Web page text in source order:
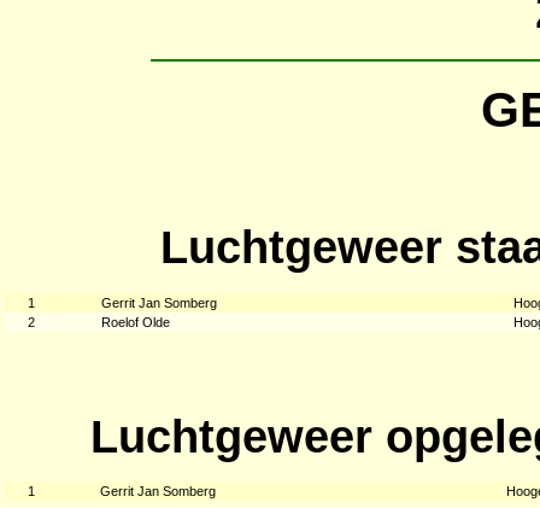
Luchtgeweer
1 Gerrit Jan Somberg
2
Roelof Olde
Luchtgeweer
1 Gerrit Jan Somberg